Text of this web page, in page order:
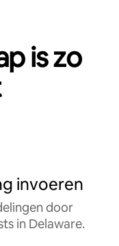
is zo
invoeren
door
in Delaware.